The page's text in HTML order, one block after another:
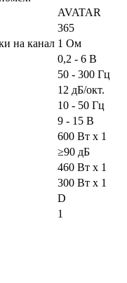
AVATAR
365
на канал 1 Ом
0,2 - 6 В
50 - 300 Гц
12 дБ/окт.
10 - 50 Гц
9 - 15 В
600 Вт x 1
≥90 дБ
460 Вт х 1
300 Вт х 1
D
1